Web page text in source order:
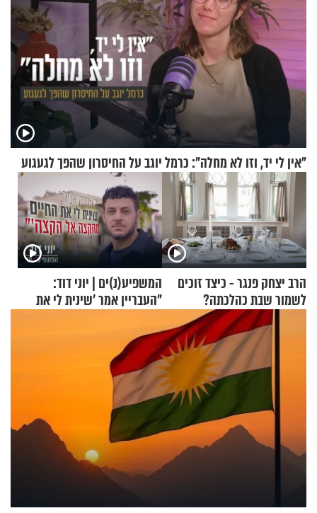
"אין לי יד, וזו לא מחלה": כרמל יוגב על החיסרון שהפך לגעגוע
הרב יצחק פנגר - כיצד זוכים
לשמור שבת כהלכתה?
המשפיע(נ)ים | יוני דוד:
"העבריין אמר 'שינית לי את